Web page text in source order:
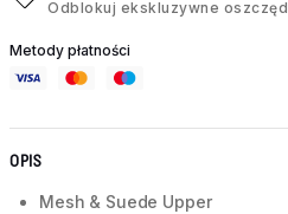
Odblokuj ekskluzywne
Metody płatności
OPIS
Mesh & Suede Upper